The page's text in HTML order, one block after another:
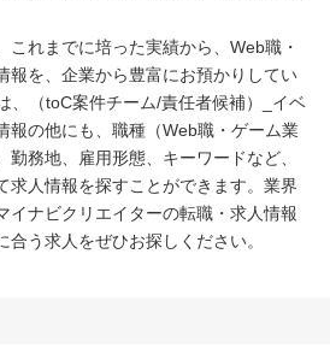
これまでに培った実績から、Web職・
報を、企業から豊富にお預かりしてい
、（toC案件チーム/責任者候補）_イベ
報の他にも、職種（Web職・ゲーム業
務地、雇用形態、キーワードなど、
求人情報を探すことができます。業界
イナビクリエイターの転職・求人情報
う求人をぜひお探しください。